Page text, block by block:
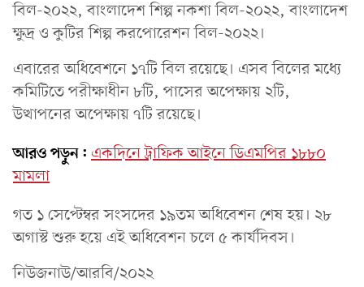
বিল-২০২২, বাংলাদেশ শিল্প নকশা বিল-২০২২, বাংলাদেশ
ক্ষুদ্র ও কুটির শিল্প করপোরেশন বিল-২০২২।
এবারের অধিবেশনে ১৭টি বিল রয়েছে। এসব বিলের মধ্যে
কমিটিতে পরীক্ষাধীন ৮টি, পাসের অপেক্ষায় ২টি,
উত্থাপনের অপেক্ষায় ৭টি রয়েছে।
আরও পড়ুন: একদিনে ট্রাফিক আইনে ডিএমপির ১৮৮০
মামলা
গত ১ সেপ্টেম্বর সংসদের ১৯তম অধিবেশন শেষ হয়। ২৮
অগাস্ট শুরু হয়ে এই অধিবেশন চলে ৫ কার্যদিবস।
নিউজনাউ/আরবি/২০২২